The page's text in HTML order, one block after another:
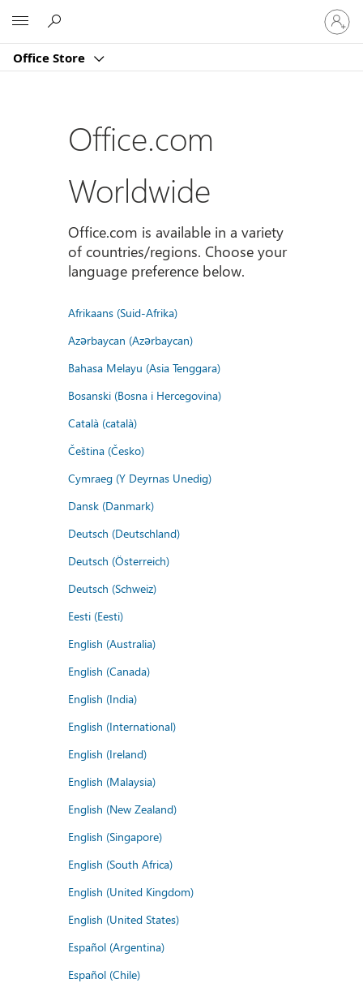
Office Store
Sign
in
to
account
Office.com
Worldwide
Office.com is available in a variety
of countries/regions. Choose your
language preference below.
Afrikaans (Suid-Afrika)
Azərbaycan (Azərbaycan)
Bahasa Melayu (Asia Tenggara)
Bosanski (Bosna i Hercegovina)
Català (català)
Čeština (Česko)
Cymraeg (Y Deyrnas Unedig)
Dansk (Danmark)
Deutsch (Deutschland)
Deutsch (Österreich)
Deutsch (Schweiz)
Eesti (Eesti)
English (Australia)
English (Canada)
English (India)
English (International)
English (Ireland)
English (Malaysia)
English (New Zealand)
English (Singapore)
English (South Africa)
English (United Kingdom)
English (United States)
Español (Argentina)
Español (Chile)